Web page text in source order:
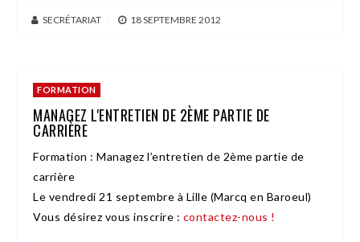
SECRÉTARIAT 18 SEPTEMBRE 2012
FORMATION
MANAGEZ L'ENTRETIEN DE 2ÈME PARTIE DE
CARRIÈRE
Formation : Managez l’entretien de 2ème partie de
carrière
Le vendredi 21 septembre à Lille (Marcq en Baroeul)
Vous désirez vous inscrire : contactez-nous !